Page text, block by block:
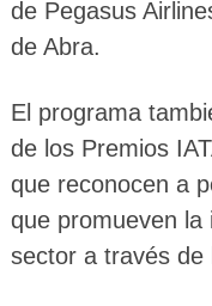
de Pegasus
de Abra.
El programa
de los Premios
que reconocen a
que promueven la
sector a través de